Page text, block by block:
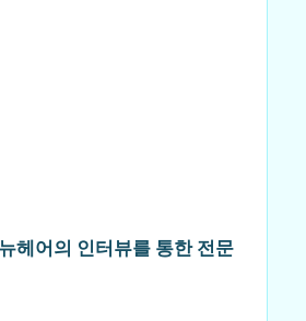
헤어의 인터뷰를 통한 전문